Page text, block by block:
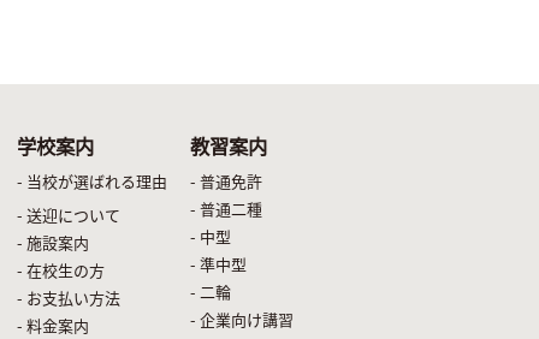
学校案内
- 当校が選ばれる理由
- 送迎について
- 施設案内
- 在校生の方
- お支払い方法
- 料金案内
教習案内
- 普通免許
- 普通二種
- 中型
- 準中型
- 二輪
- 企業向け講習